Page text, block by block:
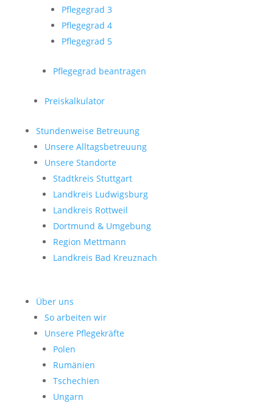
Pflegegrad 3
Pflegegrad 4
Pflegegrad 5
Pflegegrad beantragen
Preiskalkulator
Stundenweise Betreuung
Unsere Alltagsbetreuung
Unsere Standorte
Stadtkreis Stuttgart
Landkreis Ludwigsburg
Landkreis Rottweil
Dortmund & Umgebung
Region Mettmann
Landkreis Bad Kreuznach
Über uns
So arbeiten wir
Unsere Pflegekräfte
Polen
Rumänien
Tschechien
Ungarn